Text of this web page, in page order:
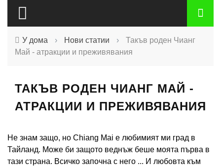
У дома › Нови статии ›
Такъв роден Чианг
Май - атракции и преживявания
ТАКЪВ РОДЕН ЧИАНГ МАЙ -
АТРАКЦИИ И ПРЕЖИВЯВАНИЯ
Не знам защо, но Chiang Mai е любимият ми град в
Тайланд. Може би защото веднъж беше моята първа в
тази страна. Всичко започна с него ... И любовта към